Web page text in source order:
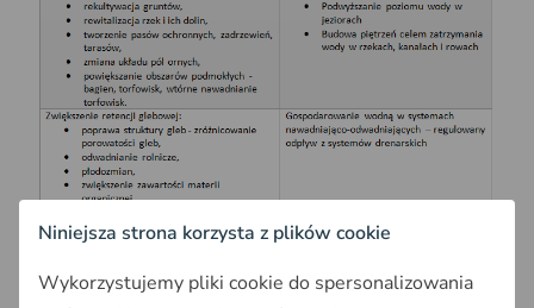
Niniejsza strona korzysta z plików cookie
Wykorzystujemy pliki cookie do spersonalizowania